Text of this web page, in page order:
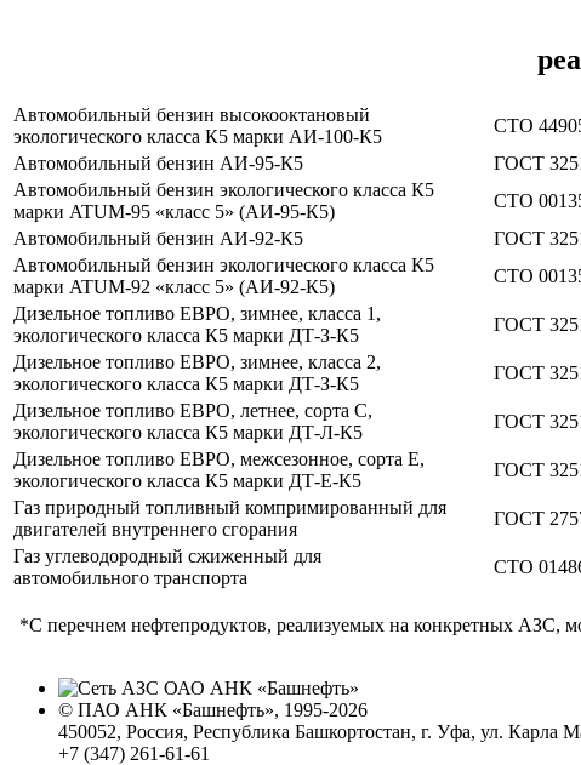
Автомобильный бензин высокооктановый
экологического класса К5 марки АИ-100-К5
СТО
Автомобильный бензин АИ-95-К5
ГОСТ
Автомобильный бензин экологического класса К5
марки ATUM-95 «класс 5» (АИ-95-К5)
СТО
Автомобильный бензин АИ-92-К5
ГОСТ
Автомобильный бензин экологического класса К5
марки ATUM-92 «класс 5» (АИ-92-К5)
СТО
Дизельное топливо ЕВРО, зимнее, класса 1,
экологического класса К5 марки ДТ-З-К5
ГОСТ
Дизельное топливо ЕВРО, зимнее, класса 2,
экологического класса К5 марки ДТ-З-К5
ГОСТ
Дизельное топливо ЕВРО, летнее, сорта С,
экологического класса К5 марки ДТ-Л-К5
ГОСТ
Дизельное топливо ЕВРО, межсезонное, сорта Е,
экологического класса К5 марки ДТ-Е-К5
ГОСТ
Газ природный топливный компримированный для
двигателей внутреннего сгорания
ГОСТ
Газ углеводородный сжиженный для
автомобильного транспорта
СТО
*С перечнем нефтепродуктов, реализуемых на конкретных АЗС,
© ПАО АНК «Башнефть», 1995-2026
450052, Россия, Республика Башкортостан, г. Уфа, ул. Карла
+7 (347) 261-61-61